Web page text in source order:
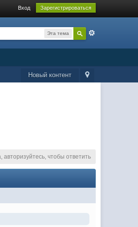
Вход Зарегистрироваться
Эта тема
Новый контент
авторизуйтесь, чтобы ответить